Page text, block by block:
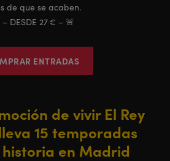
de que se acaben.
– DESDE 27 € – 🚨
ENTRADAS
de vivir El Rey
15 temporadas
en Madrid